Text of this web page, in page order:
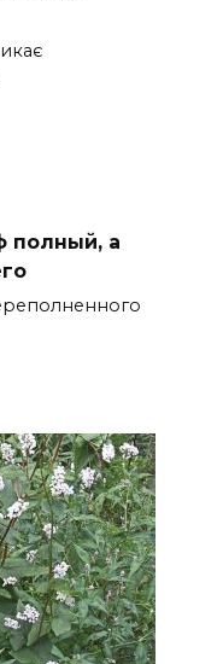
полный, а